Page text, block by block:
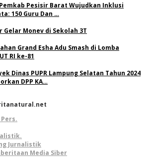
Pemkab Pesisir Barat Wujudkan Inklusi
150 Guru Dan …
Gelar Monev di Sekolah 3T
Grand Esha Adu Smash di Lomba
RI ke-81
Dinas PUPR Lampung Selatan Tahun 2024
DPP KA…
Jurnalistik
Media Siber